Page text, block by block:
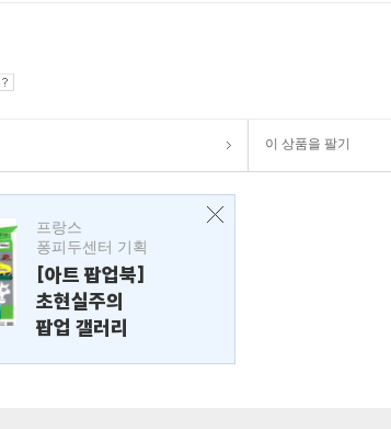
이 상품을 팔기
프랑스
퐁피두센터 기획
[아트 팝업북]
초현실주의
팝업 갤러리